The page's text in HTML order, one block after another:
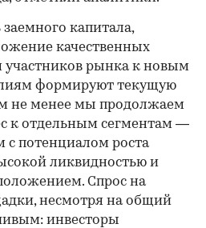
капитала,
качественных
участников рынка к новым
формируют текущую
не менее мы продолжаем
к отдельным сегментам —
с потенциалом роста
ликвидностью и
Спрос на
несмотря на общий
инвесторы